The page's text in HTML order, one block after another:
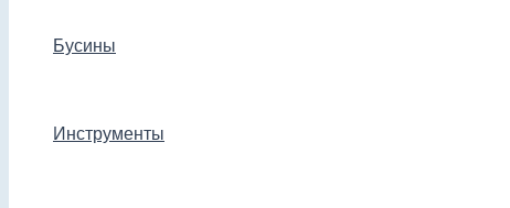
Бусины
Инструменты